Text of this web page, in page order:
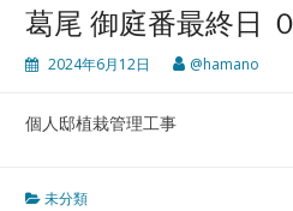
葛尾 御庭番最終日
2024年6月12日 @hamano
個人邸植栽管理工事
未分類